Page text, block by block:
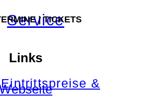
Service
Eintrittspreise &
| TICKETS
Links